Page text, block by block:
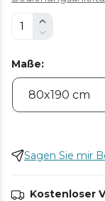
Maße:
Sagen Sie mir
Kostenloser